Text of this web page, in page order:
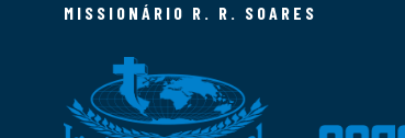
MISSIONÁRIO R. R. SOARES